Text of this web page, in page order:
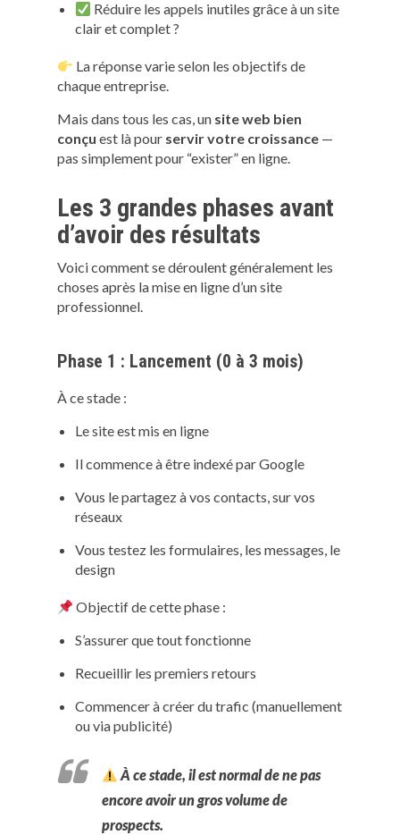
Réduire les appels inutiles grâce à un site
clair et complet ?
La réponse varie selon les objectifs de
chaque entreprise.
Mais dans tous les cas, un site web bien
conçu est là pour servir votre croissance —
pas simplement pour “exister” en ligne.
Les 3 grandes phases avant
d’avoir des résultats
Voici comment se déroulent généralement les
choses après la mise en ligne d’un site
professionnel.
Phase 1 : Lancement (0 à 3 mois)
À ce stade :
Le site est mis en ligne
Il commence à être indexé par Google
Vous le partagez à vos contacts, sur vos
réseaux
Vous testez les formulaires, les messages, le
design
Objectif de cette phase :
S’assurer que tout fonctionne
Recueillir les premiers retours
Commencer à créer du trafic (manuellement
ou via publicité)
À ce stade, il estnormal de ne pas
encore avoir un gros volume de
prospects.